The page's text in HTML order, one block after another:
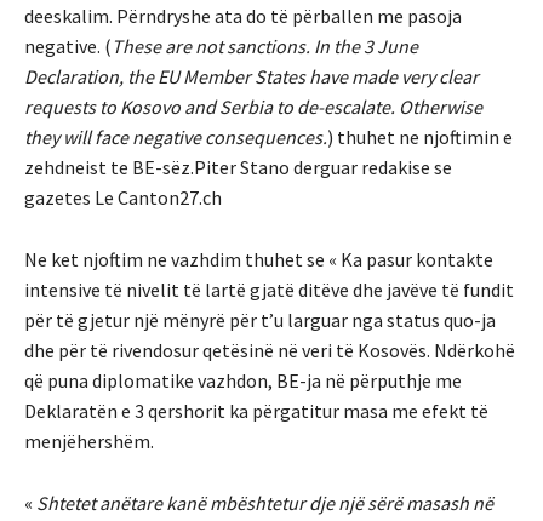
deeskalim. Përndryshe ata do të përballen me pasoja
negative. ( These are not sanctions. In the 3 June
Declaration, the EU Member States have made very clear
requests to Kosovo and Serbia to de-escalate. Otherwise
they will face negative consequences.) thuhet ne njoftimin e
zehdneist te BE-sëz.Piter Stano derguar redakise se
gazetes Le Canton27.ch
Ne ket njoftim ne vazhdim thuhet se « Ka pasur kontakte
intensive të nivelit të lartë gjatë ditëve dhe javëve të fundit
për të gjetur një mënyrë për t’u larguar nga status quo-ja
dhe për të rivendosur qetësinë në veri të Kosovës. Ndërkohë
që puna diplomatike vazhdon, BE-ja në përputhje me
Deklaratën e 3 qershorit ka përgatitur masa me efekt të
menjëhershëm.
« Shtetet anëtare kanë mbështetur dje një sërë masash në